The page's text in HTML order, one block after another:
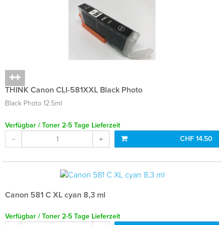
THINK Canon CLI-581XXL Black Photo
Black Photo 12.5ml
Verfügbar / Toner 2-5 Tage Lieferzeit
CHF 14.50
Canon 581 C XL cyan 8,3 ml
Verfügbar / Toner 2-5 Tage Lieferzeit